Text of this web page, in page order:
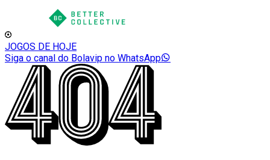
JOGOS DE HOJE
Siga o canal do Bolavip no WhatsApp